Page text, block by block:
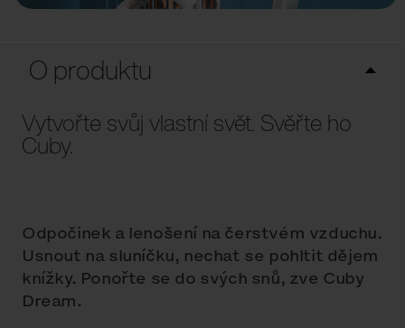
O produktu
Vytvořte svůj vlastní svět. Svěřte ho
Cuby.
Odpočinek a lenošení na čerstvém vzduchu.
Usnout na sluníčku, nechat se pohltit dějem
knížky. Ponořte se do svých snů, zve Cuby
Dream.